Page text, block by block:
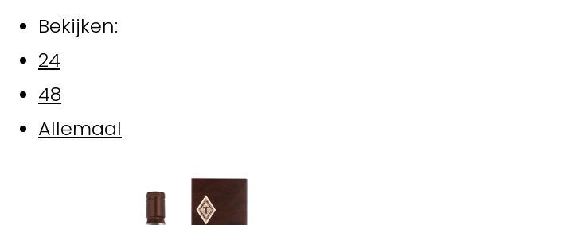
Bekijken:
24
48
Allemaal